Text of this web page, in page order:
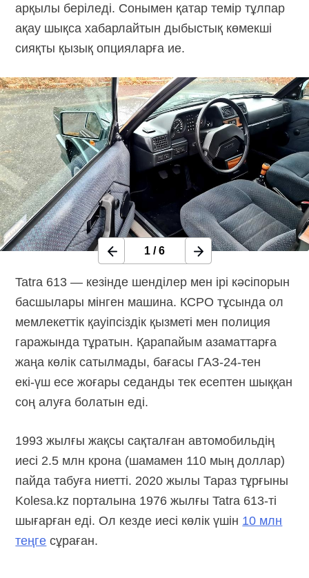
арқылы беріледі. Сонымен қатар темір тұлпар
ақау шықса хабарлайтын дыбыстық көмекші
сияқты қызық опцияларға ие.
1 /6
Tatra 613 — кезінде шенділер мен ірі кәсіпорын
басшылары мінген машина. КСРО тұсында ол
мемлекеттік қауіпсіздік қызметі мен полиция
гаражында тұратын. Қарапайым азаматтарға
жаңа көлік сатылмады, бағасы ГАЗ-24-тен
екі-үш есе жоғары седанды тек есептен шыққан
соң алуға болатын еді.
1993 жылғы жақсы сақталған автомобильдің
иесі 2.5 млн крона (шамамен 110 мың доллар)
пайда табуға ниетті. 2020 жылы Тараз тұрғыны
Kolesa.kz порталына 1976 жылғыTatra 613-ті
шығарған еді. Ол кезде иесі көлік үшін 10 млн
теңге сұраған.